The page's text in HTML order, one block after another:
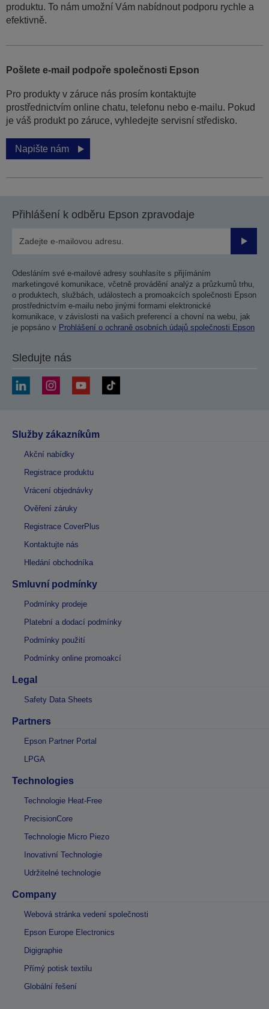
produktu. To nám umožní Vám nabídnout podporu rychle a
efektivně.
Pošlete e-mail podpoře společnosti Epson
Pro produkty v záruce nás prosím kontaktujte
prostřednictvím online chatu, telefonu nebo e-mailu. Pokud
je váš produkt po záruce, vyhledejte servisní středisko.
Napište nám
Přihlášení k odběru Epson zpravodaje
Odesláním své e-mailové adresy souhlasíte s přijímáním
marketingové komunikace, včetně provádění analýz a průzkumů trhu,
o produktech, službách, událostech a promoakcích společnosti Epson
prostřednictvím e-mailu nebo jinými formami elektronické
komunikace, v závislosti na vašich preferencí a chovní na webu, jak
je popsáno v Prohlášení o ochraně osobních údajů společnosti Epson
Sledujte nás
Služby zákazníkům
Akční nabídky
Registrace produktu
Vrácení objednávky
Ověření záruky
Registrace CoverPlus
Kontaktujte nás
Hledání obchodníka
Smluvní podmínky
Podmínky prodeje
Platební a dodací podmínky
Podmínky použití
Podmínky online promoakcí
Legal
Safety Data Sheets
Partners
Epson Partner Portal
LPGA
Technologies
Technologie Heat-Free
PrecisionCore
Technologie Micro Piezo
Inovativní Technologie
Udržitelné technologie
Company
Webová stránka vedení společnosti
Epson Europe Electronics
Digigraphie
Přímý potisk textilu
Globální řešení